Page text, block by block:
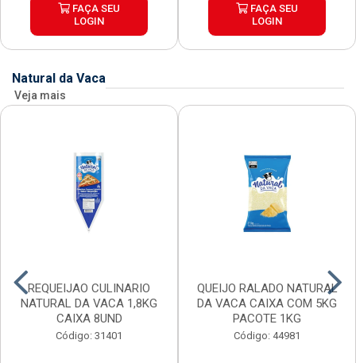
FAÇA SEU
LOGIN
FAÇA SEU
LOGIN
Natural da Vaca
Veja mais
REQUEIJAO CULINARIO
NATURAL DA VACA 1,8KG
CAIXA 8UND
Código: 31401
QUEIJO RALADO NATURAL
DA VACA CAIXA COM 5KG
PACOTE 1KG
Código: 44981